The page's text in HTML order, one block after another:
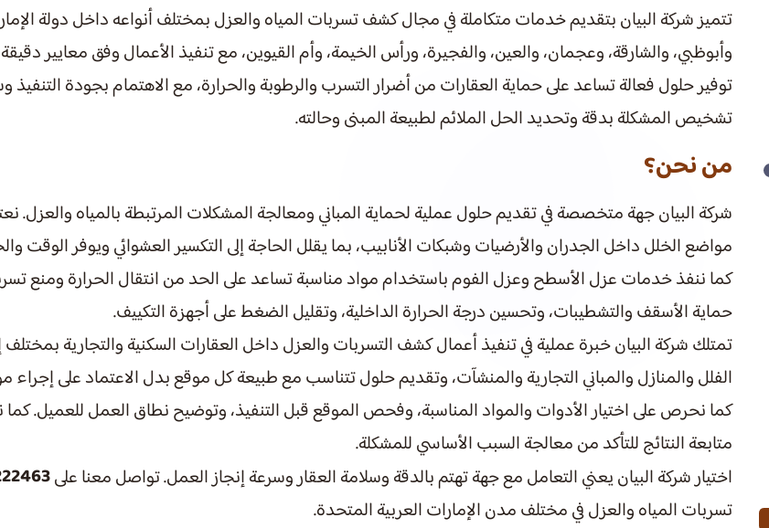
تتميز شركة البيان بتقديم خدمات متكاملة في مجال كشف تسربات المياه والعزل بمختلف أنواعه داخل دولة
وأبوظبي، والشارقة، وعجمان، والعين، والفجيرة، ورأس الخيمة، وأم القيوين، مع تنفيذ الأعمال وفق معايير
توفير حلول فعالة تساعد على حماية العقارات من أضرار التسرب والرطوبة والحرارة، مع الاهتمام بجودة
تشخيص المشكلة بدقة وتحديد الحل الملائم لطبيعة المبنى وحالته.
من نحن؟
شركة البيان جهة متخصصة في تقديم حلول عملية لحماية المباني ومعالجة المشكلات المرتبطة بالمياه
مواضع الخلل داخل الجدران والأرضيات وشبكات الأنابيب، بما يقلل الحاجة إلى التكسير العشوائي ويوفر الوقت
كما ننفذ خدمات عزل الأسطح وعزل الفوم باستخدام مواد مناسبة تساعد على الحد من انتقال الحرارة ومنع
حماية الأسقف والتشطيبات، وتحسين درجة الحرارة الداخلية، وتقليل الضغط على أجهزة التكييف.
تمتلك شركة البيان خبرة عملية في تنفيذ أعمال كشف التسربات والعزل داخل العقارات السكنية والتجارية
الفلل والمنازل والمباني التجارية والمنشآت، وتقديم حلول تتناسب مع طبيعة كل موقع بدل الاعتماد على
كما نحرص على اختيار الأدوات والمواد المناسبة، وفحص الموقع قبل التنفيذ، وتوضيح نطاق العمل للعميل.
متابعة النتائج للتأكد من معالجة السبب الأساسي للمشكلة.
اختيار شركة البيان يعني التعامل مع جهة تهتم بالدقة وسلامة العقار وسرعة إنجاز العمل. تواصل معنا على
تسربات المياه والعزل في مختلف مدن الإمارات العربية المتحدة.